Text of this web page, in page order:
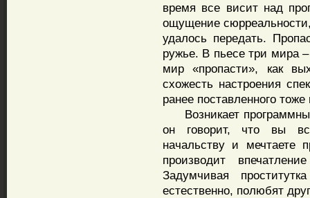
время все висит над
ощущение
удалось передать.
ружье. В пьесе три мира
мир «пропасти», как
схожесть настроения
ранее поставленного
Возникает
он говорит, что вы
начальству и мечтаете
производит
Задумчивая
естественно, полюбят